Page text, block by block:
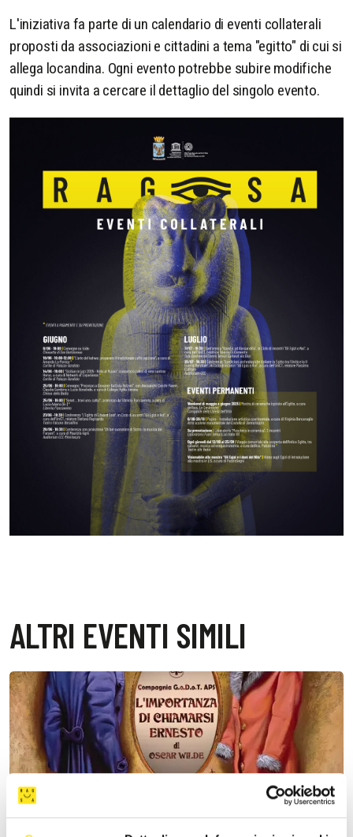
L'iniziativa fa parte di un calendario di eventi collaterali
proposti da associazioni e cittadini a tema "egitto" di cui si
allega locandina. Ogni evento potrebbe subire modifiche
quindi si invita a cercare il dettaglio del singolo evento.
ALTRI EVENTI SIMILI